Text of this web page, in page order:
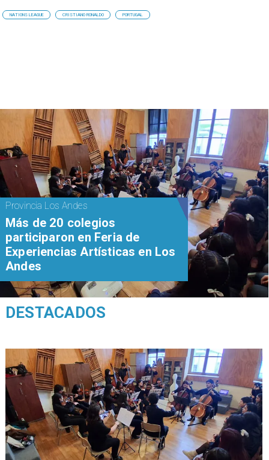
NATIONS LEAGUE CRISTIANO RONALDO PORTUGAL
Provincia Los Andes
Más de 20 colegios
participaron en Feria de
Experiencias Artísticas en Los
Andes
DESTACADOS